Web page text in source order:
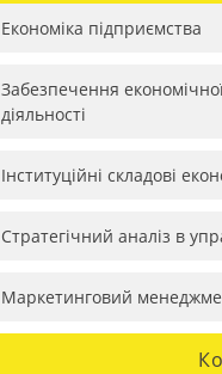
Економіка підприємства
Забезпечення
діяльності
Інституційні складові
Стратегічний аналіз в
Маркетинговий